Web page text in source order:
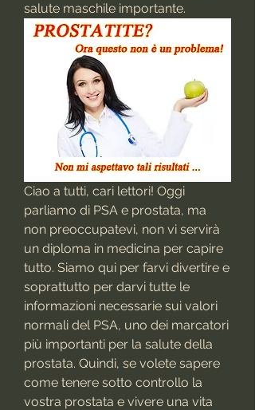
salute maschile importante.
Ciao a tutti, cari lettori! Oggi
parliamo di PSA e prostata, ma
non preoccupatevi, non vi servirà
un diploma in medicina per capire
tutto. Siamo qui per farvi divertire e
soprattutto per darvi tutte le
informazioni necessarie sui valori
normali del PSA, uno dei marcatori
più importanti per la salute della
prostata. Quindi, se volete sapere
come tenere sotto controllo la
vostra prostata e vivere una vita